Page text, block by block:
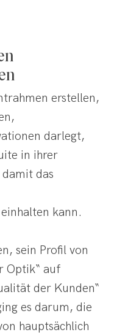
erstellen,
darlegt,
in ihrer
das
kann.
sein Profil von
Optik“ auf
der Kunden“
es darum, die
hauptsächlich